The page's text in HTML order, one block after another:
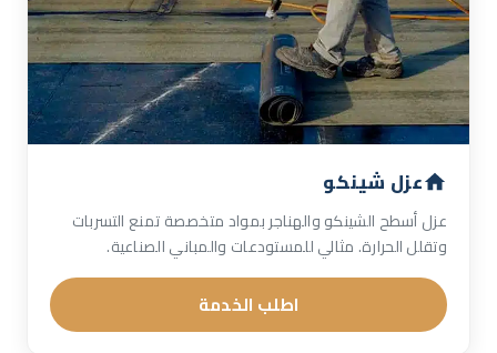
عزل شينكو
عزل أسطح الشينكو والهناجر بمواد متخصصة تمنع التسربات
وتقلل الحرارة. مثالي للمستودعات والمباني الصناعية.
اطلب الخدمة